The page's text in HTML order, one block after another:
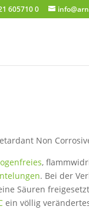
605710 0
Non
,
. Bei der
Säuren
ein völlig